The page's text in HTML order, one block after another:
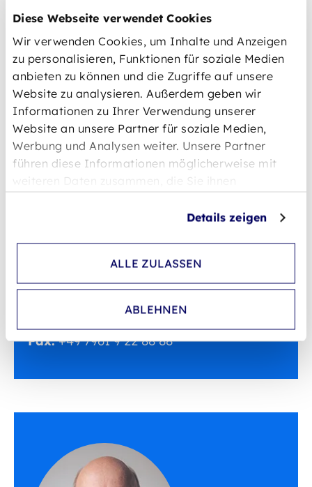
Diese Webseite verwendet Cookies
Wir verwenden Cookies, um Inhalte und Anzeigen
zu personalisieren, Funktionen für soziale Medien
anbieten zu können und die Zugriffe auf unsere
Website zu analysieren. Außerdem geben wir
Informationen zu Ihrer Verwendung unserer
Website an unsere Partner für soziale Medien,
Werbung und Analysen weiter. Unsere Partner
führen diese Informationen möglicherweise mit
weiteren Daten zusammen, die Sie ihnen
Nutzung der Dienste gesammelt haben.
Details zeigen
ALLE ZULASSEN
ABLEHNEN
Sie haben technische
Fragen zu Ihrem Projekt?
Dann lassen Sie uns sprechen - zu Ihrem
Vertriebsleiter / Sales Director
Steffen.Weller@vri-gmbh.de
Fax:+49 7961 9 22 88 88